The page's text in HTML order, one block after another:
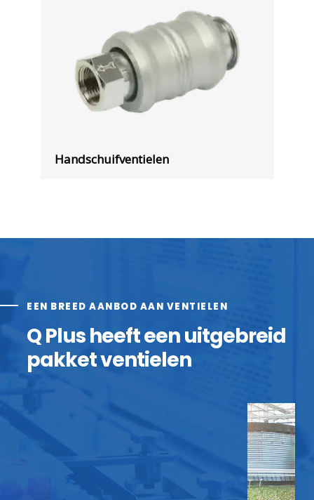
Handschuifventielen
EEN BREED AANBOD AAN VENTIELEN
Q Plus heeft een uitgebreid
pakket ventielen